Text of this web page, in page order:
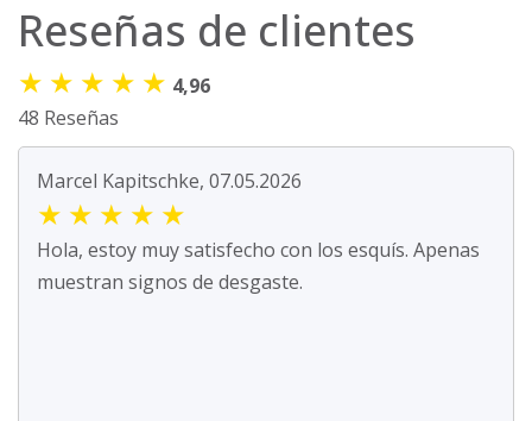
Reseñas de clientes
★ ★ ★ ★ ★ 4,96
48 Reseñas
Marcel Kapitschke, 07.05.2026
★ ★ ★ ★ ★
Hola, estoy muy satisfecho con los esquís. Apenas
muestran signos de desgaste.